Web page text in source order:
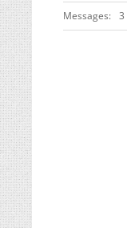
Messages 3